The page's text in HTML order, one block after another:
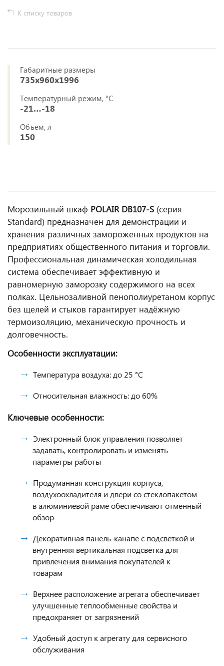
К списку товаров
Габаритные размеры
735х960х1996
Температурный режим, °C
-21…-18
Объем, л
150
Морозильный шкаф POLAIR DB107‑S (серия
Standard) предназначен для демонстрации и
хранения различных замороженных продуктов на
предприятиях общественного питания и торговли.
Профессиональная динамическая холодильная
система обеспечивает эффективную и
равномерную заморозку содержимого на всех
полках. Цельнозаливной пенополиуретаном корпус
без щелей и стыков гарантирует надёжную
термоизоляцию, механическую прочность и
долговечность.
Особенности эксплуатации:
Температура воздуха: до 25 °С
Относительная влажность: до 60%
Ключевые особенности:
Электронный блок управления позволяет
задавать, контролировать и изменять
параметры работы
Продуманная конструкция корпуса,
воздухоохладителя и двери со стеклопакетом
в алюминиевой раме обеспечивают отменный
обзор
Декоративная панель‑канапе с подсветкой и
внутренняя вертикальная подсветка для
привлечения внимания покупателей к
товарам
Верхнее расположение агрегата обеспечивает
улучшенные теплообменные свойства и
предохраняет от загрязнений
Удобный доступ к агрегату для сервисного
обслуживания